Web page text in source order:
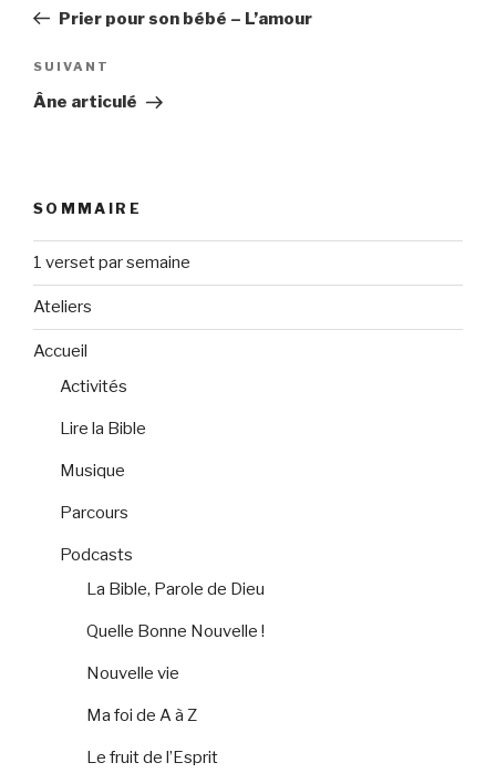
l’article
précédent
Prier pour son bébé – L’amour
Article
suivant
SUIVANT
Âne articulé
SOMMAIRE
1 verset par semaine
Ateliers
Accueil
Activités
Lire la Bible
Musique
Parcours
Podcasts
La Bible, Parole de Dieu
Quelle Bonne Nouvelle !
Nouvelle vie
Ma foi de A à Z
Le fruit de l’Esprit